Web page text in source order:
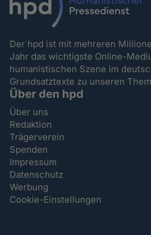
Der hpd ist mit mehreren
Jahr das wichtigste Online-
humanistischen Szene im
Grundsatztexte zu unseren
Über den hpd
Über uns
Redaktion
Trägerverein
Spenden
Impressum
Datenschutz
Werbung
Cookie-Einstellungen